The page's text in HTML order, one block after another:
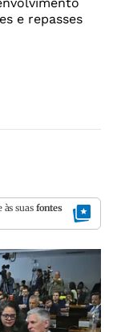
e repasses
às suas fontes